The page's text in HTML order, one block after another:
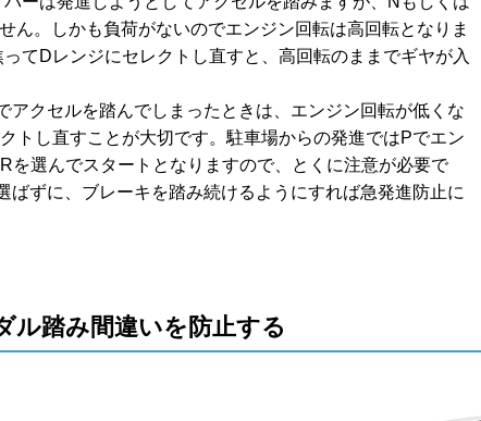
ん。しかも負荷がないのでエンジン回転は高回転となりま
てDレンジにセレクトし直すと、高回転のままでギヤが入
アクセルを踏んでしまったときは、エンジン回転が低くな
トし直すことが大切です。駐車場からの発進ではPでエン
を選んでスタートとなりますので、とくに注意が必要で
ばずに、ブレーキを踏み続けるようにすれば急発進防止に
ル踏み間違いを防止する